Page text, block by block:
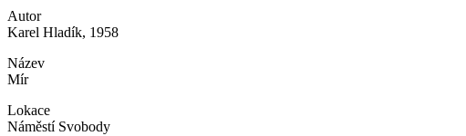
Autor
Karel Hladík, 1958
Název
Mír
Lokace
Náměstí Svobody